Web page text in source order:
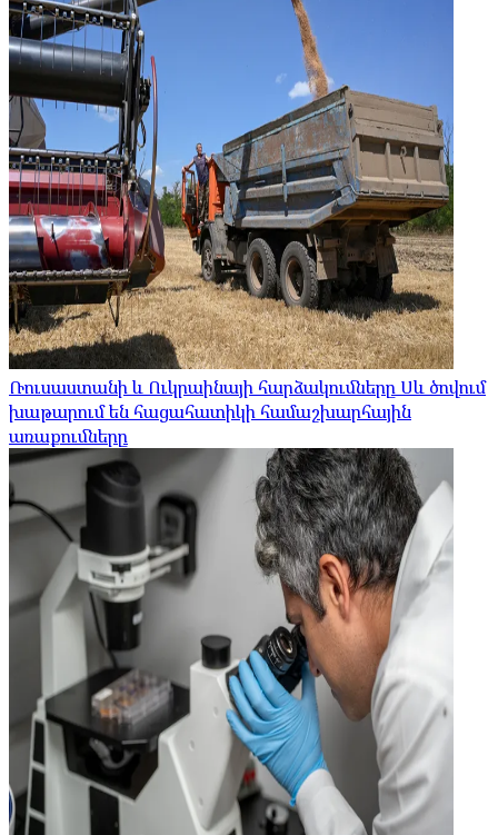
Ռուսաստանի և Ուկրաինայի հարձակումները Սև ծովում
խաթարում են հացահատիկի համաշխարհային
առաքումները